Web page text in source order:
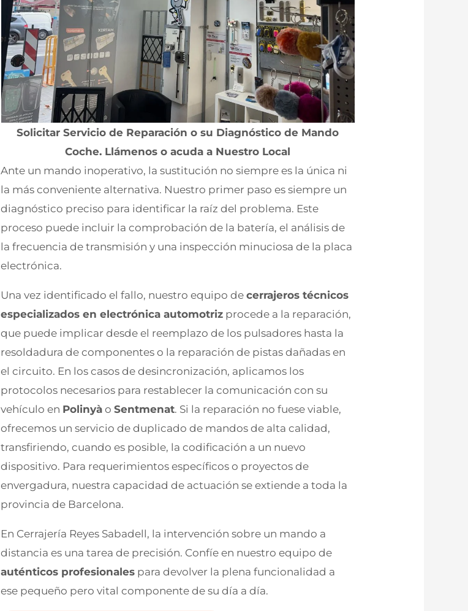
Solicitar Servicio de Reparación o su Diagnóstico de Mando
Coche. Llámenos o acuda a Nuestro Local
Ante un mando inoperativo, la sustitución no siempre es la única ni
la más conveniente alternativa. Nuestro primer paso es siempre un
diagnóstico preciso para identificar la raíz del problema. Este
proceso puede incluir la comprobación de la batería, el análisis de
la frecuencia de transmisión y una inspección minuciosa de la placa
electrónica.
Una vez identificado el fallo, nuestro equipo decerrajeros técnicos
especializados en electrónica automotriz procede a la reparación,
que puede implicar desde el reemplazo de los pulsadores hasta la
resoldadura de componentes o la reparación de pistas dañadas en
el circuito. En los casos de desincronización, aplicamos los
protocolos necesarios para restablecer la comunicación con su
vehículo en Polinyà oSentmenat. Si la reparación no fuese viable,
ofrecemos un servicio de duplicado de mandos de alta calidad,
transfiriendo, cuando es posible, la codificación a un nuevo
dispositivo. Para requerimientos específicos o proyectos de
envergadura, nuestra capacidad de actuación se extiende a toda la
provincia de Barcelona.
En Cerrajería Reyes Sabadell, la intervención sobre un mando a
distancia es una tarea de precisión. Confíe en nuestro equipo de
auténticos profesionales para devolver la plena funcionalidad a
ese pequeño pero vital componente de su día a día.